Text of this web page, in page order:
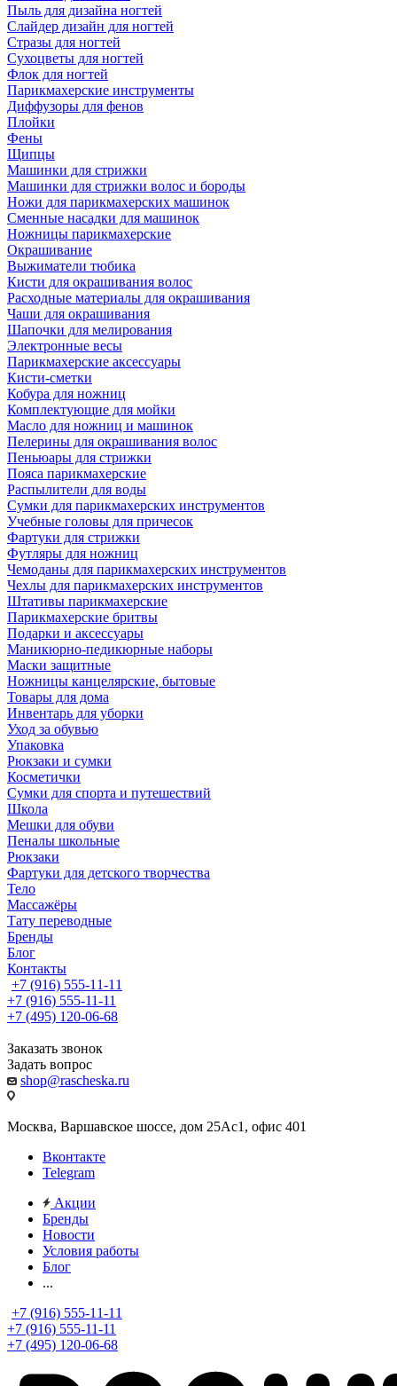
Пыль для дизайна ногтей
Слайдер дизайн для ногтей
Стразы для ногтей
Сухоцветы для ногтей
Флок для ногтей
Парикмахерские инструменты
Диффузоры для фенов
Плойки
Фены
Щипцы
Машинки для стрижки
Машинки для стрижки волос и бороды
Ножи для парикмахерских машинок
Сменные насадки для машинок
Ножницы парикмахерские
Окрашивание
Выжиматели тюбика
Кисти для окрашивания волос
Расходные материалы для окрашивания
Чаши для окрашивания
Шапочки для мелирования
Электронные весы
Парикмахерские аксессуары
Кисти-сметки
Кобура для ножниц
Комплектующие для мойки
Масло для ножниц и машинок
Пелерины для окрашивания волос
Пеньюары для стрижки
Пояса парикмахерские
Распылители для воды
Сумки для парикмахерских инструментов
Учебные головы для причесок
Фартуки для стрижки
Футляры для ножниц
Чемоданы для парикмахерских инструментов
Чехлы для парикмахерских инструментов
Штативы парикмахерские
Парикмахерские бритвы
Подарки и аксессуары
Маникюрно-педикюрные наборы
Маски защитные
Ножницы канцелярские, бытовые
Товары для дома
Инвентарь для уборки
Уход за обувью
Упаковка
Рюкзаки и сумки
Косметички
Сумки для спорта и путешествий
Школа
Мешки для обуви
Пеналы школьные
Рюкзаки
Фартуки для детского творчества
Тело
Массажёры
Тату переводные
Бренды
Блог
Контакты
+7 (916) 555-11-11
+7 (916) 555-11-11
+7 (495) 120-06-68
Заказать звонок
Задать вопрос
shop@rascheska.ru
Москва, Варшавское шоссе, дом 25Аc1, офис 401
Вконтакте
Telegram
Акции
Бренды
Новости
Условия работы
Блог
...
+7 (916) 555-11-11
+7 (916) 555-11-11
+7 (495) 120-06-68